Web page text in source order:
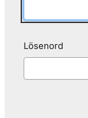
Lösenord